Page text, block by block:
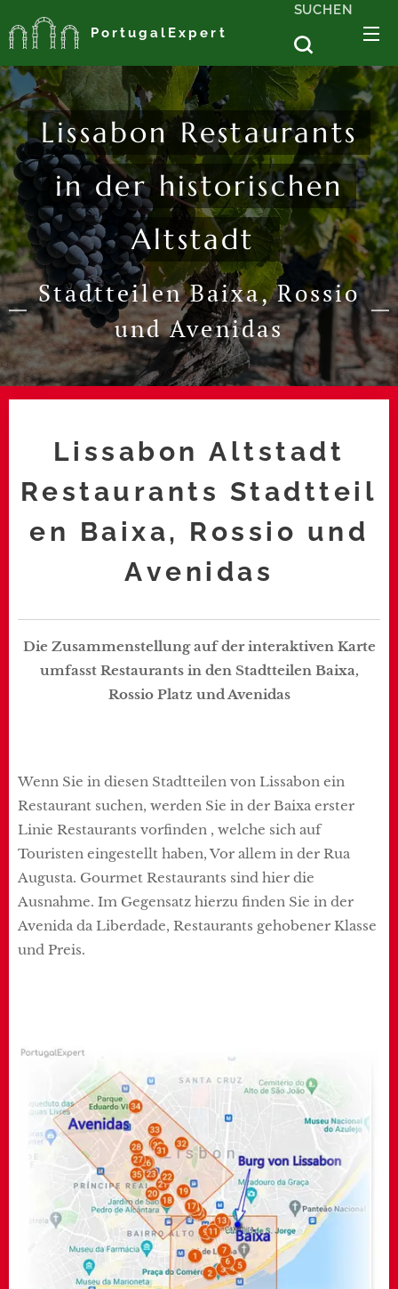
PortugalExpert
SUCHEN
Lissabon Restaurants
in der historischen
Altstadt
Stadtteilen Baixa, Rossio
und Avenidas
Lissabon Altstadt
Restaurants Stadtteil
en Baixa, Rossio und
Avenidas
Die Zusammenstellung auf der interaktiven Karte
umfasst Restaurants in den Stadtteilen Baixa,
Rossio Platz und Avenidas
Wenn Sie in diesen Stadtteilen von Lissabon ein
Restaurant suchen, werden Sie in der Baixa erster
Linie Restaurants vorfinden , welche sich auf
Touristen eingestellt haben, Vor allem in der Rua
Augusta. Gourmet Restaurants sind hier die
Ausnahme. Im Gegensatz hierzu finden Sie in der
Avenida da Liberdade, Restaurants gehobener Klasse
und Preis.